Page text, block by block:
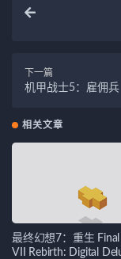
下一篇
机甲战士5：雇佣兵
相关文章
最终幻想7：重生 Final
VII Rebirth: Digital